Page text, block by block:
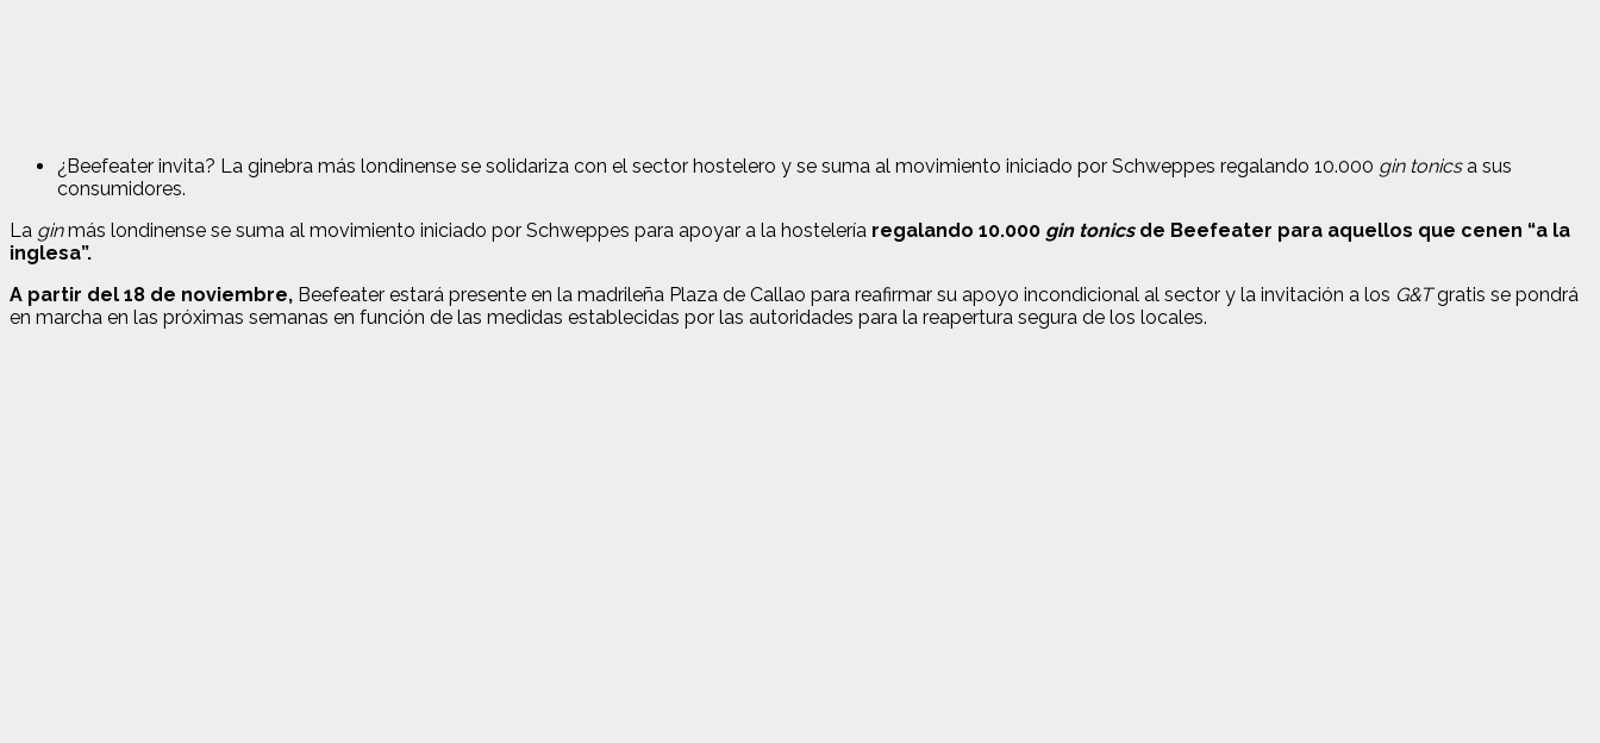
¿Beefeater invita? La ginebra más londinense se solidariza con el sector hostelero y se suma al movimiento iniciado por Schweppes regalando 10.000 gin tonicsa sus
consumidores.
La ginmás londinense se suma al movimiento iniciado por Schweppes para apoyar a la hostelería regalando 10.000 gin tonicsde Beefeater para aquellos que cenen “a la
inglesa”.
A partir del 18 de noviembre, Beefeater estará presente en la madrileña Plaza de Callao para reafirmar su apoyo incondicional al sector y la invitación a los G&Tgratis se pondrá
en marcha en las próximas semanas en función de las medidas establecidas por las autoridades para la reapertura segura de los locales.